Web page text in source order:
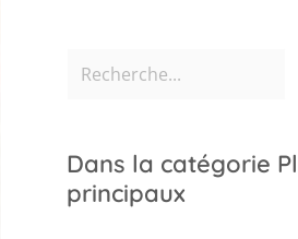
Dans la catégorie
principaux